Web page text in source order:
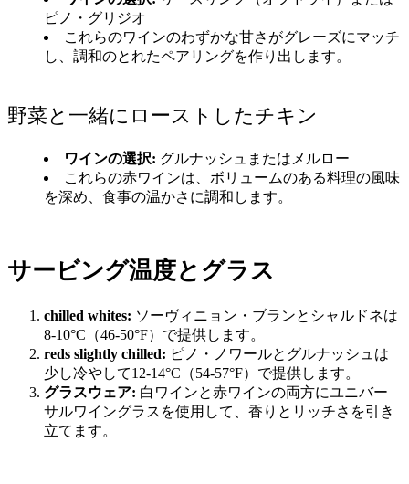
ピノ・グリジオ
これらのワインのわずかな甘さがグレーズにマッチ
し、調和のとれたペアリングを作り出します。
野菜と一緒にローストしたチキン
ワインの選択: グルナッシュまたはメルロー
これらの赤ワインは、ボリュームのある料理の風味
を深め、食事の温かさに調和します。
サービング温度とグラス
chilled whites: ソーヴィニョン・ブランとシャルドネは
8-10°C（46-50°F）で提供します。
reds slightly chilled: ピノ・ノワールとグルナッシュは
少し冷やして12-14°C（54-57°F）で提供します。
グラスウェア: 白ワインと赤ワインの両方にユニバー
サルワイングラスを使用して、香りとリッチさを引き
立てます。